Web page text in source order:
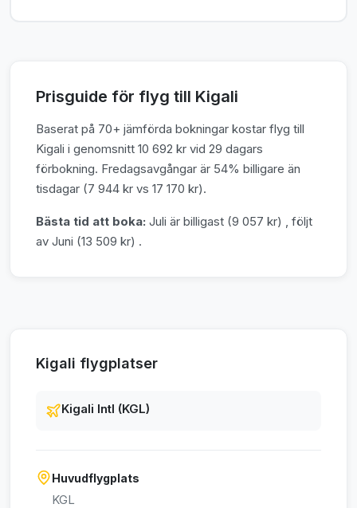
Prisguide för flyg till Kigali
Baserat på 70+ jämförda bokningar kostar flyg till
Kigali i genomsnitt 10 692 kr vid 29 dagars
förbokning. Fredagsavgångar är 54% billigare än
tisdagar (7 944 kr vs 17 170 kr).
Bästa tid att boka: Juli är billigast (9 057 kr) , följt
av Juni (13 509 kr) .
Kigali flygplatser
Kigali Intl (KGL)
Huvudflygplats
KGL